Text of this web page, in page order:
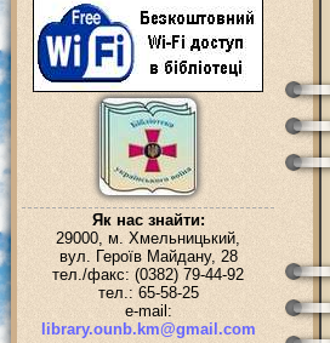
Як нас знайти:
29000, м. Хмельницький,
вул. Героїв Майдану, 28
тел./факс: (0382) 79-44-92
тел.: 65-58-25
e-mail:
library.ounb.km@gmail.com